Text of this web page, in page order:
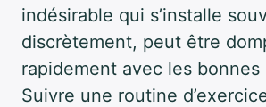
indésirable qui s’installe
discrètement, peut être
rapidement avec les bonnes
Suivre une routine